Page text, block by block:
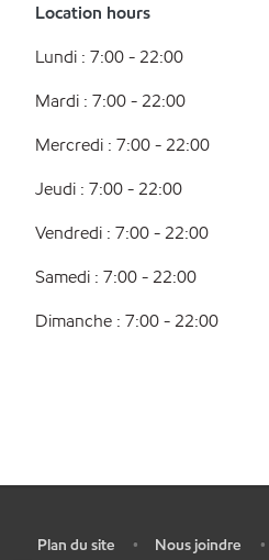
Location hours
Lundi : 7:00 - 22:00
Mardi : 7:00 - 22:00
Mercredi : 7:00 - 22:00
Jeudi : 7:00 - 22:00
Vendredi : 7:00 - 22:00
Samedi : 7:00 - 22:00
Dimanche : 7:00 - 22:00
Plan du site • Nous joindre •